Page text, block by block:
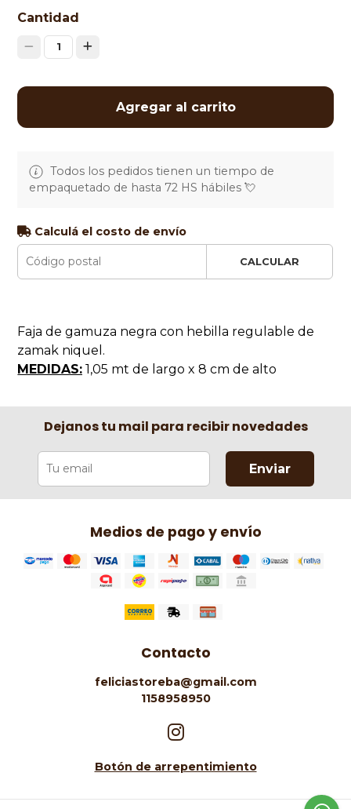
Cantidad
1
Agregar al carrito
Todos los pedidos tienen un tiempo de
empaquetado de hasta 72 HS hábiles 💘
Calculá el costo de envío
CALCULAR
Faja de gamuza negra con hebilla regulable de
zamak niquel.
MEDIDAS: 1,05 mt de largo x 8 cm de alto
Dejanos tu mail para recibir novedades
Enviar
Medios de pago y envío
Contacto
feliciastoreba@gmail.com
1158958950
Botón de arrepentimiento